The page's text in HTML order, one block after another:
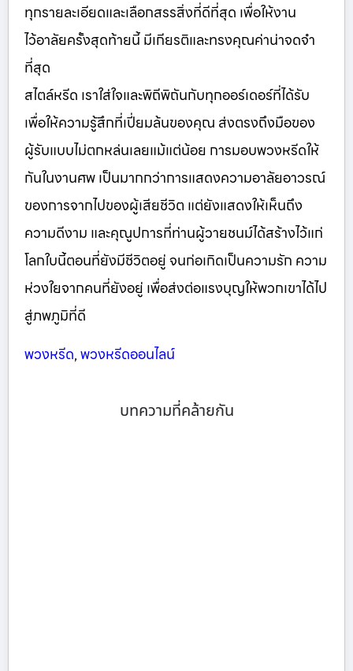
ทุกรายละเอียดและเลือกสรรสิ่งที่ดีที่สุด เพื่อให้งาน
ไว้อาลัยครั้งสุดท้ายนี้ มีเกียรติและทรงคุณค่าน่าจดจำ
ที่สุด
สไตล์หรีด เราใส่ใจและพิถีพิถันกับทุกออร์เดอร์ที่ได้รับ
เพื่อให้ความรู้สึกที่เปี่ยมล้นของคุณ ส่งตรงถึงมือของ
ผู้รับแบบไม่ตกหล่นเลยแม้แต่น้อย การมอบพวงหรีดให้
กันในงานศพ เป็นมากกว่าการแสดงความอาลัยอาวรณ์
ของการจากไปของผู้เสียชีวิต แต่ยังแสดงให้เห็นถึง
ความดีงาม และคุณูปการที่ท่านผู้วายชนม์ได้สร้างไว้แก่
โลกใบนี้ตอนที่ยังมีชีวิตอยู่ จนก่อเกิดเป็นความรัก ความ
ห่วงใยจากคนที่ยังอยู่ เพื่อส่งต่อแรงบุญให้พวกเขาได้ไป
สู่ภพภูมิที่ดี
พวงหรีด,พวงหรีดออนไลน์
บทความที่คล้ายกัน